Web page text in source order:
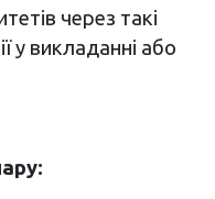
через такі
у викладанні або